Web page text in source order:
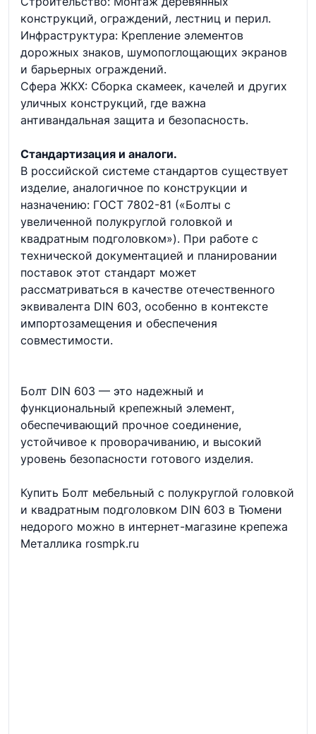
конструкций, ограждений, лестниц и перил.
Инфраструктура: Крепление элементов
дорожных знаков, шумопоглощающих экранов
и барьерных ограждений.
Сфера ЖКХ: Сборка скамеек, качелей и других
уличных конструкций, где важна
антивандальная защита и безопасность.
Стандартизация и аналоги.
В российской системе стандартов существует
изделие, аналогичное по конструкции и
назначению: ГОСТ 7802-81 («Болты с
увеличенной полукруглой головкой и
квадратным подголовком»). При работе с
технической документацией и планировании
поставок этот стандарт может
рассматриваться в качестве отечественного
эквивалента DIN 603, особенно в контексте
импортозамещения и обеспечения
совместимости.
Болт DIN 603 — это надежный и
функциональный крепежный элемент,
обеспечивающий прочное соединение,
устойчивое к проворачиванию, и высокий
уровень безопасности готового изделия.
Купить Болт мебельный с полукруглой головкой
и квадратным подголовком DIN 603 в Тюмени
недорого можно в интернет-магазине крепежа
Металлика rosmpk.ru